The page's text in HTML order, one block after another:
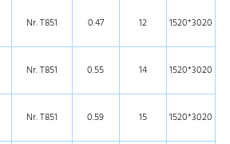
Nr. T851 0.47 12 1520*3020
Nr. T851 0.55 14 1520*3020
Nr. T851 0.59 15 1520*3020